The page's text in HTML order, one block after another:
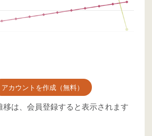
アカウントを作成（無料）
移は、会員登録すると表示されます